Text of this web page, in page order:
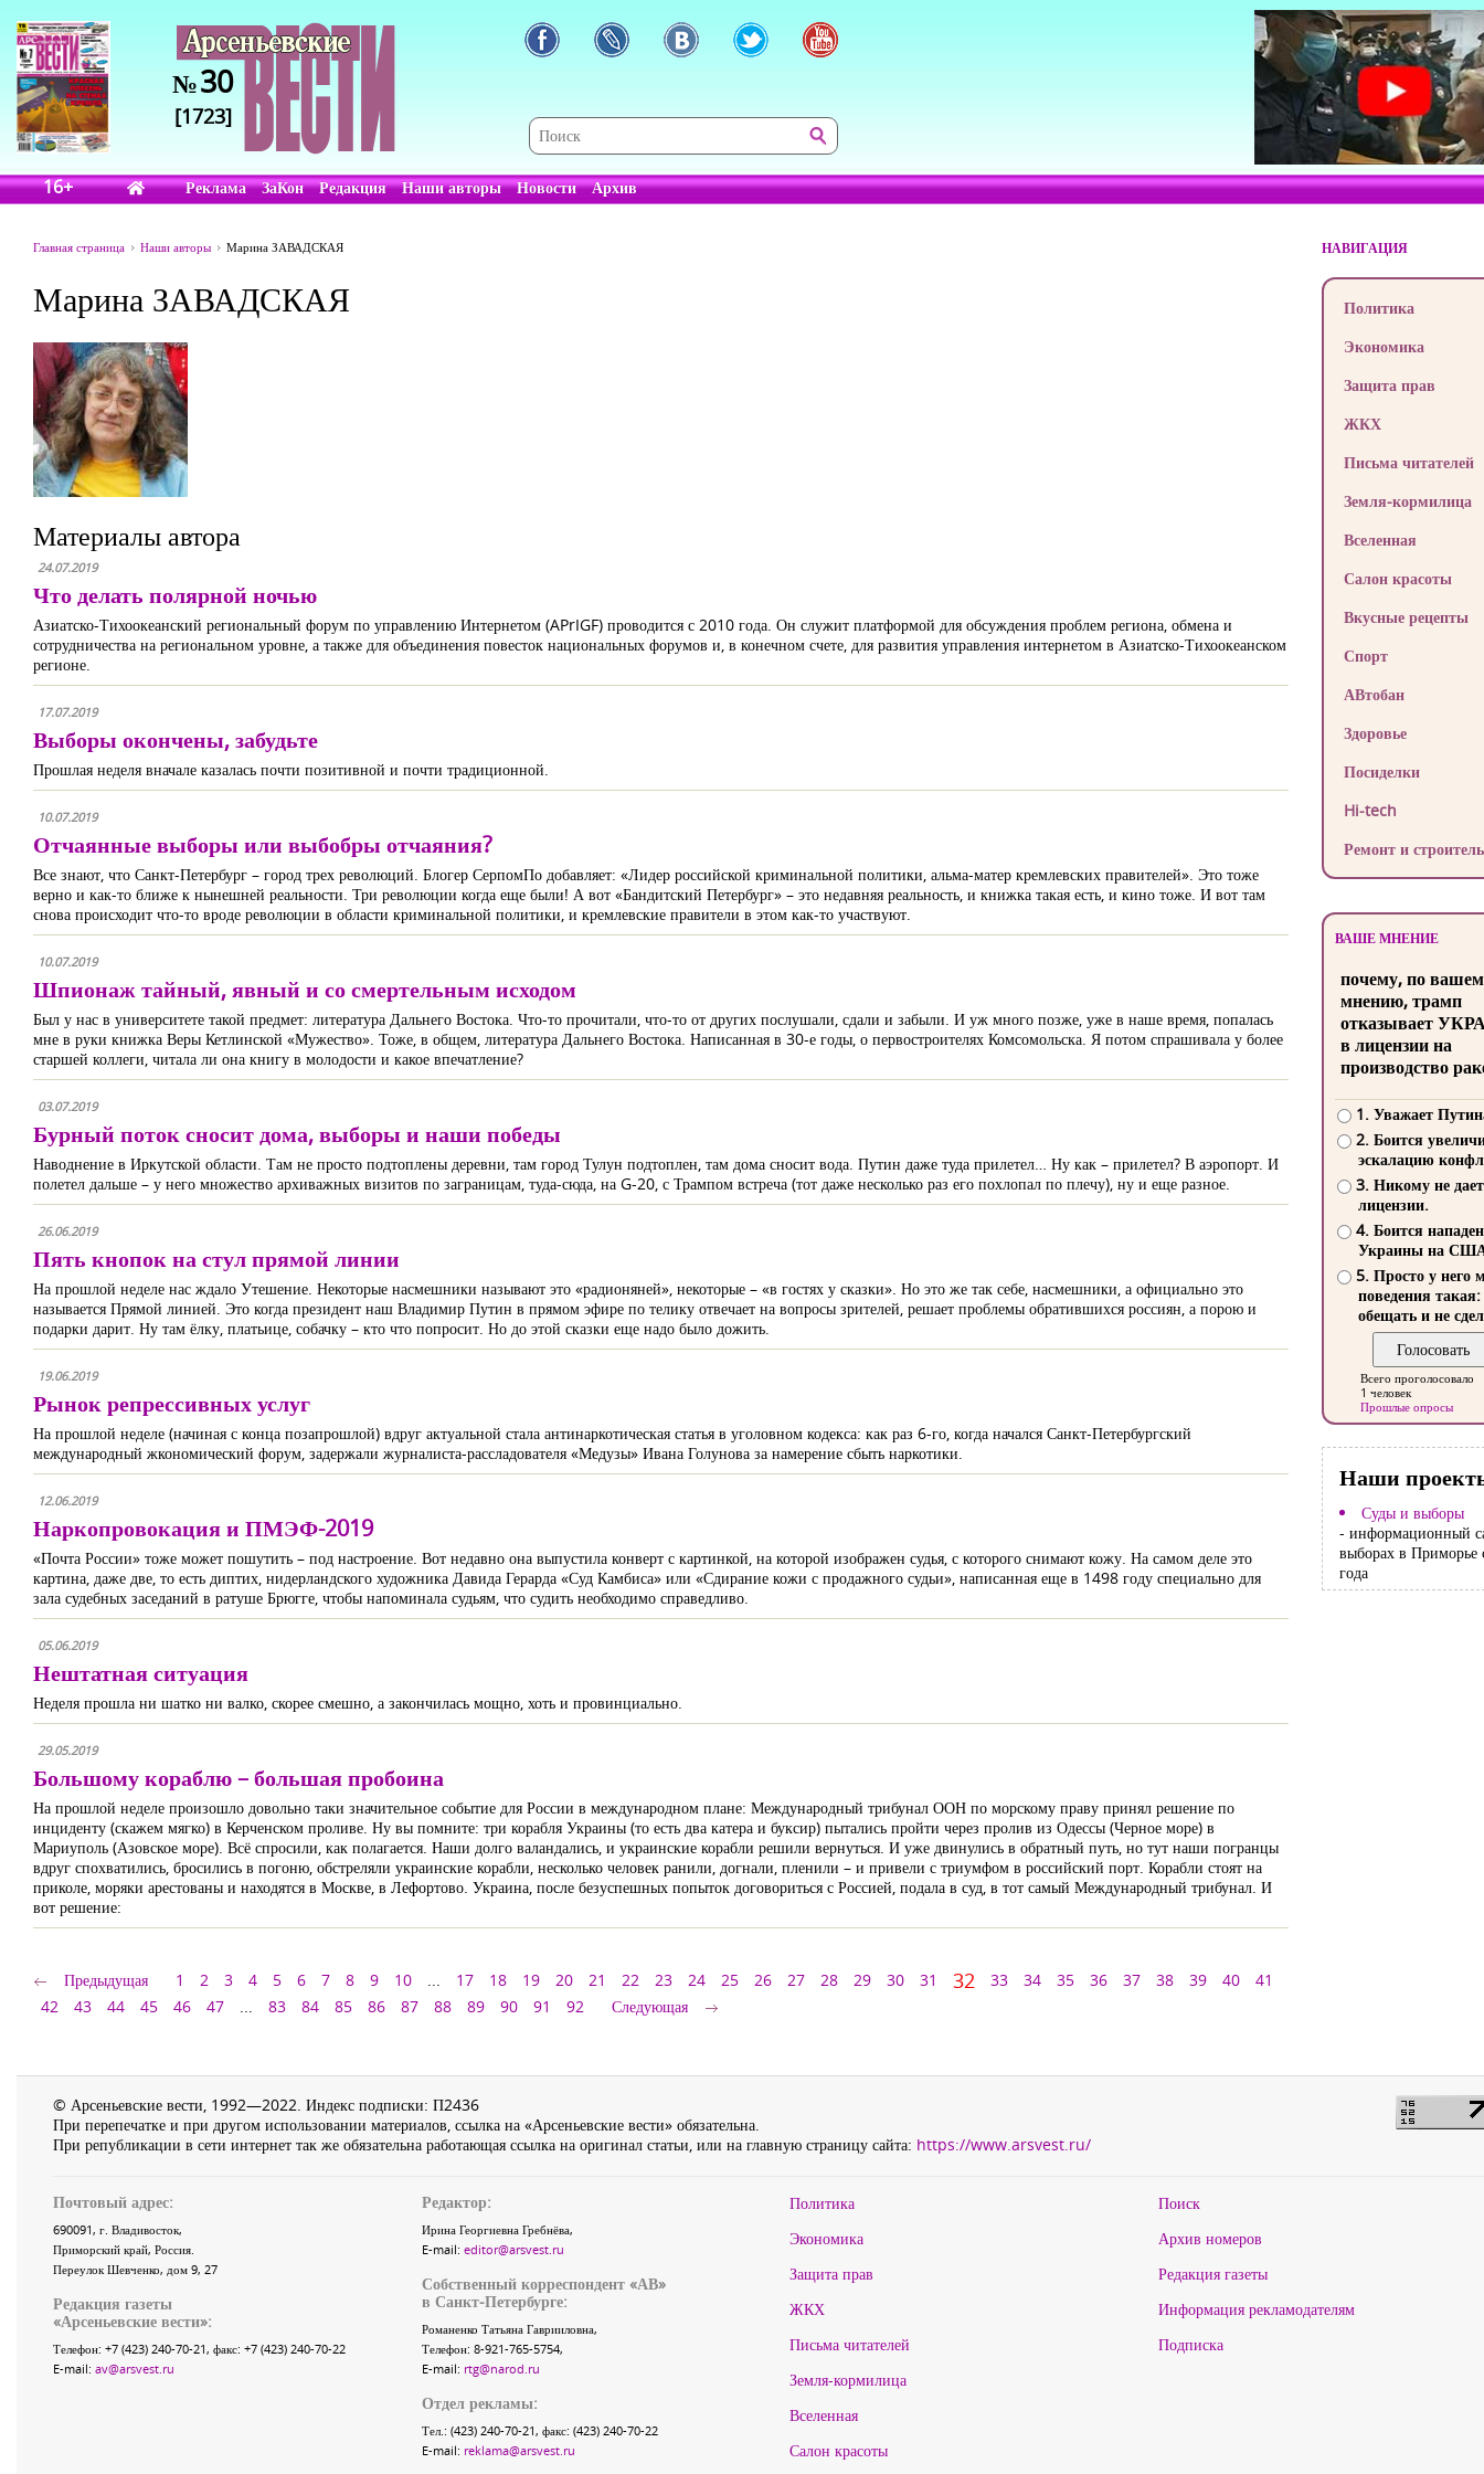
№30
[1723]
16+ Реклама ЗаКон Редакция Наши авторы Новости Архив
Главная страница Наши авторы Марина ЗАВАДСКАЯ
Марина ЗАВАДСКАЯ
Материалы автора
24.07.2019
Что делать полярной ночью
Азиатско-Тихоокеанский региональный форум по управлению Интернетом (APrIGF) проводится с 2010 года. Он служит платформой для обсуждения проблем региона, обмена и
сотрудничества на региональном уровне, а также для объединения повесток национальных форумов и, в конечном счете, для развития управления интернетом в Азиатско-Тихоокеанском
регионе.
17.07.2019
Выборы окончены, забудьте
Прошлая неделя вначале казалась почти позитивной и почти традиционной.
10.07.2019
Отчаянные выборы или выбобры отчаяния?
Все знают, что Санкт-Петербург – город трех революций. Блогер СерпомПо добавляет: «Лидер российской криминальной политики, альма-матер кремлевских правителей». Это тоже
верно и как-то ближе к нынешней реальности. Три революции когда еще были! А вот «Бандитский Петербург» – это недавняя реальность, и книжка такая есть, и кино тоже. И вот там
снова происходит что-то вроде революции в области криминальной политики, и кремлевские правители в этом как-то участвуют.
10.07.2019
Шпионаж тайный, явный и со смертельным исходом
Был у нас в университете такой предмет: литература Дальнего Востока. Что-то прочитали, что-то от других послушали, сдали и забыли. И уж много позже, уже в наше время, попалась
мне в руки книжка Веры Кетлинской «Мужество». Тоже, в общем, литература Дальнего Востока. Написанная в 30-е годы, о первостроителях Комсомольска. Я потом спрашивала у более
старшей коллеги, читала ли она книгу в молодости и какое впечатление?
03.07.2019
Бурный поток сносит дома, выборы и наши победы
Наводнение в Иркутской области. Там не просто подтоплены деревни, там город Тулун подтоплен, там дома сносит вода. Путин даже туда прилетел… Ну как – прилетел? В аэропорт. И
полетел дальше – у него множество архиважных визитов по заграницам, туда-сюда, на G-20, с Трампом встреча (тот даже несколько раз его похлопал по плечу), ну и еще разное.
26.06.2019
Пять кнопок на стул прямой линии
На прошлой неделе нас ждало Утешение. Некоторые насмешники называют это «радионяней», некоторые – «в гостях у сказки». Но это же так себе, насмешники, а официально это
называется Прямой линией. Это когда президент наш Владимир Путин в прямом эфире по телику отвечает на вопросы зрителей, решает проблемы обратившихся россиян, а порою и
подарки дарит. Ну там ёлку, платьице, собачку – кто что попросит. Но до этой сказки еще надо было дожить.
19.06.2019
Рынок репрессивных услуг
На прошлой неделе (начиная с конца позапрошлой) вдруг актуальной стала антинаркотическая статья в уголовном кодекса: как раз 6-го, когда начался Санкт-Петербургский
международный жкономический форум, задержали журналиста-рассладователя «Медузы» Ивана Голунова за намерение сбыть наркотики.
12.06.2019
Наркопровокация и ПМЭФ-2019
«Почта России» тоже может пошутить – под настроение. Вот недавно она выпустила конверт с картинкой, на которой изображен судья, с которого снимают кожу. На самом деле это
картина, даже две, то есть диптих, нидерландского художника Давида Герарда «Суд Камбиса» или «Сдирание кожи с продажного судьи», написанная еще в 1498 году специально для
зала судебных заседаний в ратуше Брюгге, чтобы напоминала судьям, что судить необходимо справедливо.
05.06.2019
Нештатная ситуация
Неделя прошла ни шатко ни валко, скорее смешно, а закончилась мощно, хоть и провинциально.
29.05.2019
Большому кораблю – большая пробоина
На прошлой неделе произошло довольно таки значительное событие для России в международном плане: Международный трибунал ООН по морскому праву принял решение по
инциденту (скажем мягко) в Керченском проливе. Ну вы помните: три корабля Украины (то есть два катера и буксир) пытались пройти через пролив из Одессы (Черное море) в
Мариуполь (Азовское море). Всё спросили, как полагается. Наши долго валандались, и украинские корабли решили вернуться. И уже двинулись в обратный путь, но тут наши погранцы
вдруг спохватились, бросились в погоню, обстреляли украинские корабли, несколько человек ранили, догнали, пленили – и привели с триумфом в российский порт. Корабли стоят на
приколе, моряки арестованы и находятся в Москве, в Лефортово. Украина, после безуспешных попыток договориться с Россией, подала в суд, в тот самый Международный трибунал. И
вот решение:
Предыдущая 1 2 3 4 5 6 7 8 9 10 ... 17 18 19 20 21 22 23 24 25 26 27 28 29 30 31 32 33 34 35 36 37 38 39 40
41
42
43 44 45 46 47 ... 83 84 85 86 87 88 89 90 91 92 Следующая
НАВИГАЦИЯ
Политика
Экономика
Защита прав
ЖКХ
Письма читателей
Земля-кормилица
Вселенная
Салон красоты
Вкусные рецепты
Спорт
АВтобан
Здоровье
Посиделки
Hi-tech
Ремонт и
ВАШЕ МНЕНИЕ
почему, по
мнению, трамп
отказывает
в лицензии на
производство
1. Уважает
2. Боится
эскалацию
3. Никому не
лицензии.
4. Боится
Украины на
5. Просто у него
поведения такая:
обещать и не
Всего проголосовало
1 человек
Прошлые опросы
Наши
Суды и выборы
- информационный
выборах в Приморье
года
© Арсеньевские вести, 1992—2022. Индекс подписки: П2436
При перепечатке и при другом использовании материалов, ссылка на «Арсеньевские вести» обязательна.
При републикации в сети интернет так же обязательна работающая ссылка на оригинал статьи, или на главную страницу сайта: https://www.arsvest.ru/
Почтовый адрес:
690091, г. Владивосток,
Приморский край, Россия.
Переулок Шевченко, дом 9, 27
Редакция газеты
«Арсеньевские вести»:
Телефон: +7 (423) 240-70-21, факс: +7 (423) 240-70-22
E-mail: av@arsvest.ru
Редактор:
Ирина Георгиевна Гребнёва,
E-mail: editor@arsvest.ru
Собственный корреспондент «АВ»
в Санкт-Петербурге:
Романенко Татьяна Гаврииловна,
Телефон: 8-921-765-5754,
E-mail: rtg@narod.ru
Отдел рекламы:
Тел.: (423) 240-70-21, факс: (423) 240-70-22
E-mail: reklama@arsvest.ru
Политика
Экономика
Защита прав
ЖКХ
Письма читателей
Земля-кормилица
Вселенная
Салон красоты
Поиск
Архив номеров
Редакция газеты
Информация рекламодателям
Подписка